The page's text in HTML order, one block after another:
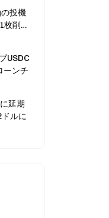
投機
削減
USDC
ーンチ
延期
ルに